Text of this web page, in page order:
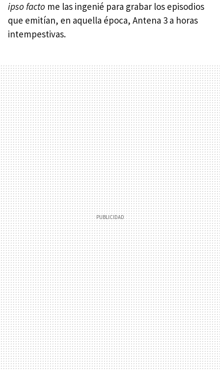
ipso facto me las ingenié para grabar los episodios
que emitían, en aquella época, Antena 3 a horas
intempestivas.